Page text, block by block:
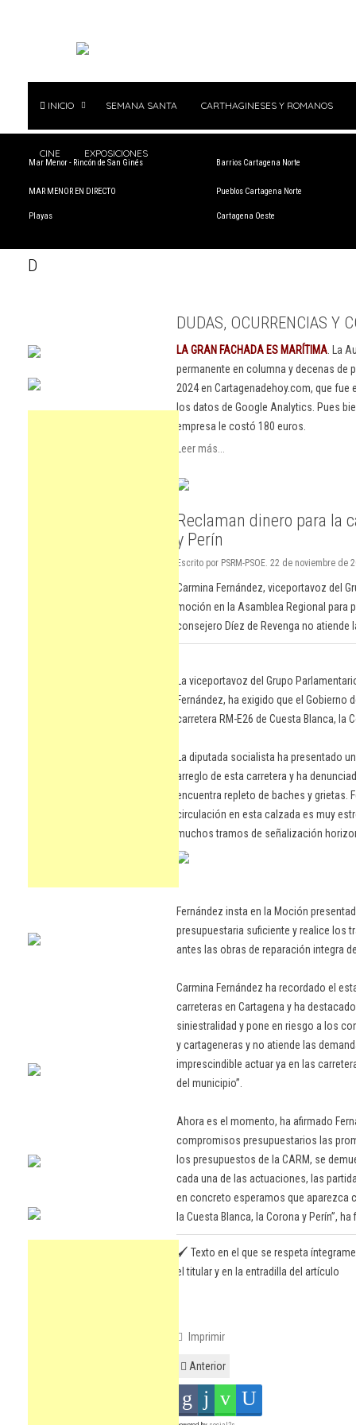
INICIO SEMANA SANTA CARTHAGINESES Y ROMANOS
CINE EXPOSICIONES
Mar Menor - Rincón de San Ginés
MAR MENOR EN DIRECTO
Playas
Barrios Cartagena Norte
Pueblos Cartagena Norte
Cartagena Oeste
D
DUDAS, OCURRENCIAS Y
LA GRAN FACHADA ES MARÍTIMA . La
permanente en columna y decenas
2024 en Cartagenadehoy.com, que
los datos de Google Analytics. Pues
empresa le costó 180 euros.
Leer más...
Reclaman dinero para la
y Perín
Escrito por PSRM-PSOE. 22 de noviembre de
Carmina Fernández, viceportavoz del
moción en la Asamblea Regional para
consejero Díez de Revenga no
La viceportavoz del Grupo
Fernández, ha exigido que el
carretera RM-E26 de Cuesta Blanca, la
La diputada socialista ha presentado
arreglo de esta carretera y ha
encuentra repleto de baches y grietas.
circulación en esta calzada es muy
muchos tramos de señalización
Fernández insta en la Moción
presupuestaria suficiente y realice los
antes las obras de reparación integra
Carmina Fernández ha recordado el
carreteras en Cartagena y ha
siniestralidad y pone en riesgo a los
y cartageneras y no atiende las
imprescindible actuar ya en las
del municipio”.
Ahora es el momento, ha afirmado
compromisos presupuestarios las
los presupuestos de la CARM, se
cada una de las actuaciones, las
en concreto esperamos que aparezca
la Cuesta Blanca, la Corona y Perín”,
🖌️ Texto en el que se respeta
el titular y en la entradilla del artículo
Imprimir
Anterior